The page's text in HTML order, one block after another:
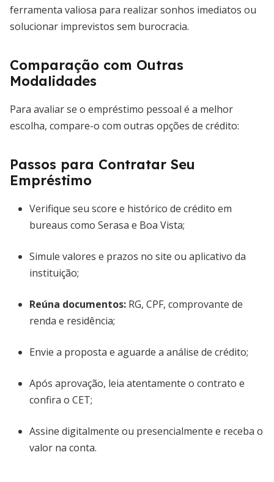
ferramenta valiosa para realizar sonhos imediatos ou
solucionar imprevistos sem burocracia.
Comparação com Outras
Modalidades
Para avaliar se o empréstimo pessoal é a melhor
escolha, compare-o com outras opções de crédito:
Passos para Contratar Seu
Empréstimo
Verifique seu score e histórico de crédito em
bureaus como Serasa e Boa Vista;
Simule valores e prazos no site ou aplicativo da
instituição;
Reúna documentos: RG, CPF, comprovante de
renda e residência;
Envie a proposta e aguarde a análise de crédito;
Após aprovação, leia atentamente o contrato e
confira o CET;
Assine digitalmente ou presencialmente e receba o
valor na conta.